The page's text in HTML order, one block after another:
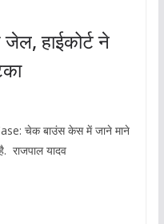
जेल, हाईकोर्ट ने
चेक बाउंस केस में जाने माने
राजपाल यादव